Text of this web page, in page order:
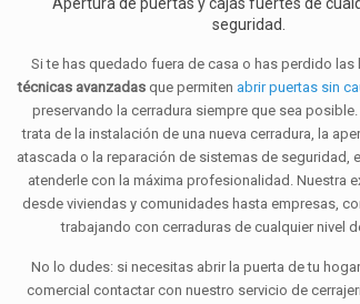
seguridad.
Si te has quedado fuera de casa o has perdido las
técnicas avanzadasque permiten abrir puertas sin
preservando la cerradura siempre que sea
trata de la instalación de una nueva cerradura, la
atascada o la reparación de sistemas de seguridad,
atenderle con la máxima profesionalidad. Nuestra
desde viviendas y comunidades hasta empresas,
trabajando con cerraduras de cualquier nivel
No lo dudes: si necesitas abrir la puerta de tu
comercial contactar con nuestro servicio de